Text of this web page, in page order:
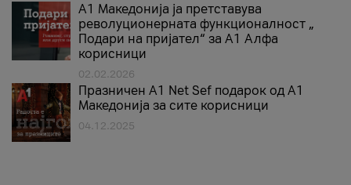
А1 Македонија ја претставува
револуционерната функционалност „
Подари на пријател“ за А1 Алфа
корисници
02.02.2026
Празничен A1 Net Sеf подарок од А1
Македонија за сите корисници
04.12.2025